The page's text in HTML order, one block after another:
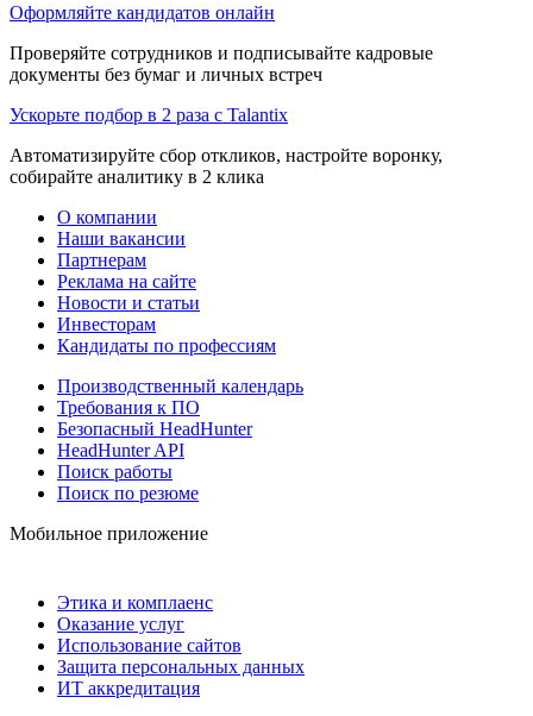
Оформляйте кандидатов онлайн
Проверяйте сотрудников и подписывайте кадровые
документы без бумаг и личных встреч
Ускорьте подбор в 2 раза с Talantix
Автоматизируйте сбор откликов, настройте воронку,
собирайте аналитику в 2 клика
О компании
Наши вакансии
Партнерам
Реклама на сайте
Новости и статьи
Инвесторам
Кандидаты по профессиям
Производственный календарь
Требования к ПО
Безопасный HeadHunter
HeadHunter API
Поиск работы
Поиск по резюме
Мобильное приложение
Этика и комплаенс
Оказание услуг
Использование сайтов
Защита персональных данных
ИТ аккредитация